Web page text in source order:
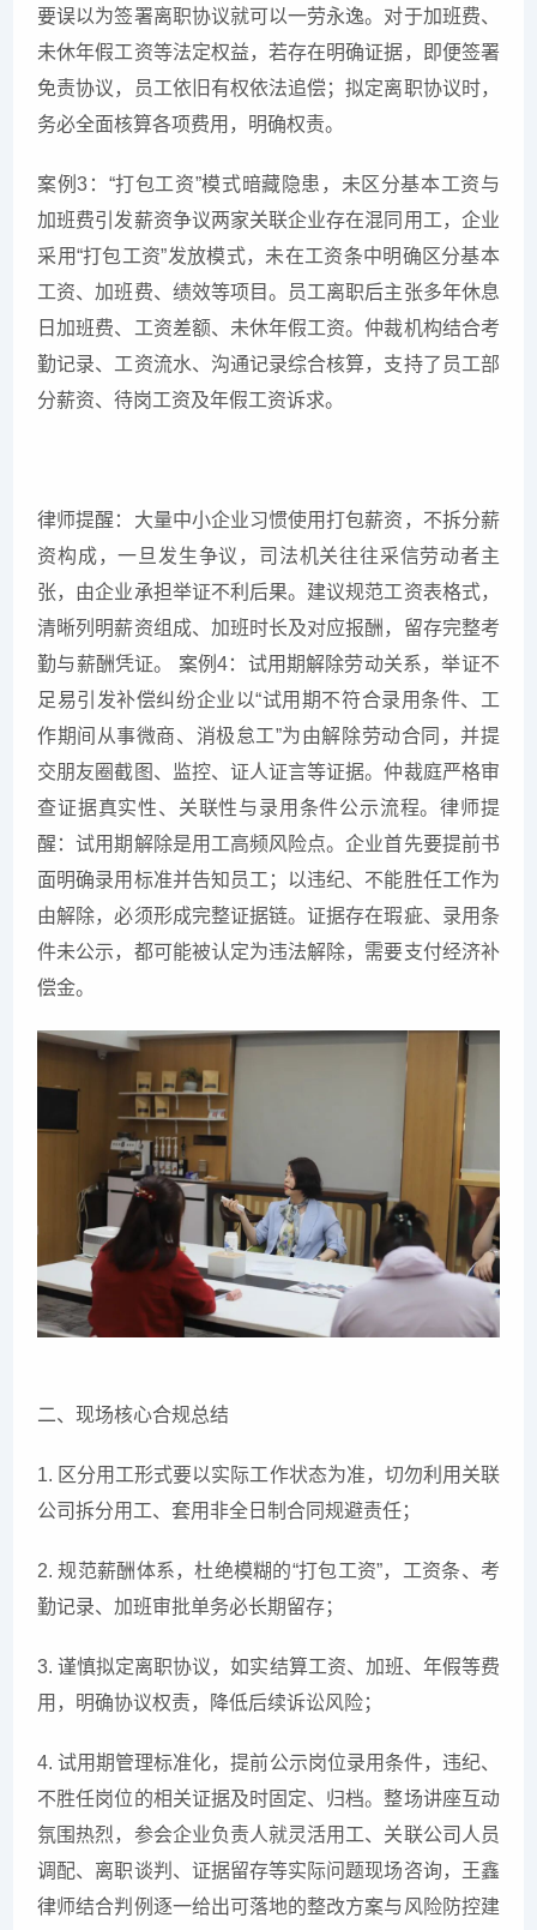
要误以为签署离职协议就可以一劳永逸。对于加班费、
未休年假工资等法定权益，若存在明确证据，即便签署
免责协议，员工依旧有权依法追偿；拟定离职协议时，
务必全面核算各项费用，明确权责。
案例3：“打包工资”模式暗藏隐患，未区分基本工资与
加班费引发薪资争议两家关联企业存在混同用工，企业
采用“打包工资”发放模式，未在工资条中明确区分基本
工资、加班费、绩效等项目。员工离职后主张多年休息
日加班费、工资差额、未休年假工资。仲裁机构结合考
勤记录、工资流水、沟通记录综合核算，支持了员工部
分薪资、待岗工资及年假工资诉求。
律师提醒：大量中小企业习惯使用打包薪资，不拆分薪
资构成，一旦发生争议，司法机关往往采信劳动者主
张，由企业承担举证不利后果。建议规范工资表格式，
清晰列明薪资组成、加班时长及对应报酬，留存完整考
勤与薪酬凭证。 案例4：试用期解除劳动关系，举证不
足易引发补偿纠纷企业以“试用期不符合录用条件、工
作期间从事微商、消极怠工”为由解除劳动合同，并提
交朋友圈截图、监控、证人证言等证据。仲裁庭严格审
查证据真实性、关联性与录用条件公示流程。律师提
醒：试用期解除是用工高频风险点。企业首先要提前书
面明确录用标准并告知员工；以违纪、不能胜任工作为
由解除，必须形成完整证据链。证据存在瑕疵、录用条
件未公示，都可能被认定为违法解除，需要支付经济补
偿金。
二、现场核心合规总结
1. 区分用工形式要以实际工作状态为准，切勿利用关联
公司拆分用工、套用非全日制合同规避责任；
2. 规范薪酬体系，杜绝模糊的“打包工资”，工资条、考
勤记录、加班审批单务必长期留存；
3. 谨慎拟定离职协议，如实结算工资、加班、年假等费
用，明确协议权责，降低后续诉讼风险；
4. 试用期管理标准化，提前公示岗位录用条件，违纪、
不胜任岗位的相关证据及时固定、归档。整场讲座互动
氛围热烈，参会企业负责人就灵活用工、关联公司人员
调配、离职谈判、证据留存等实际问题现场咨询，王鑫
律师结合判例逐一给出可落地的整改方案与风险防控建